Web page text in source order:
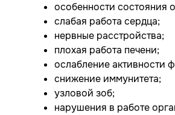
особенности состояния
слабая работа сердца;
нервные расстройства;
плохая работа печени;
ослабление активности
снижение иммунитета;
узловой зоб;
нарушения в работе